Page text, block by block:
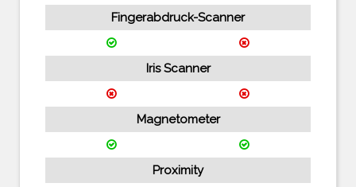
Fingerabdruck-Scanner
Iris Scanner
Magnetometer
Proximity